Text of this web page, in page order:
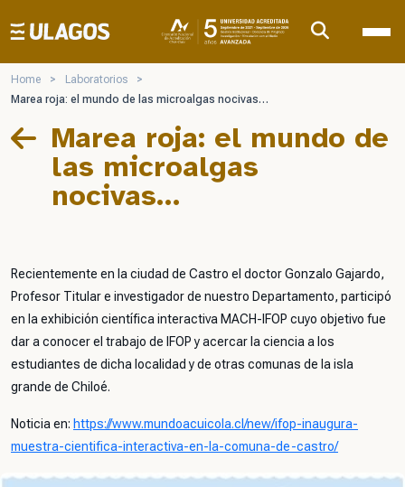
Ulagos Template
Home > Laboratorios
>
Marea roja: el mundo de las microalgas nocivas…
Marea roja: el mundo de
las microalgas
nocivas…
Recientemente en la ciudad de Castro el doctor Gonzalo Gajardo,
Profesor Titular e investigador de nuestro Departamento, participó
en la exhibición científica interactiva MACH-IFOP cuyo objetivo fue
dar a conocer el trabajo de IFOP y acercar la ciencia a los
estudiantes de dicha localidad y de otras comunas de la isla
grande de Chiloé.
Noticia en: https://www.mundoacuicola.cl/new/ifop-inaugura-
muestra-cientifica-interactiva-en-la-comuna-de-castro/